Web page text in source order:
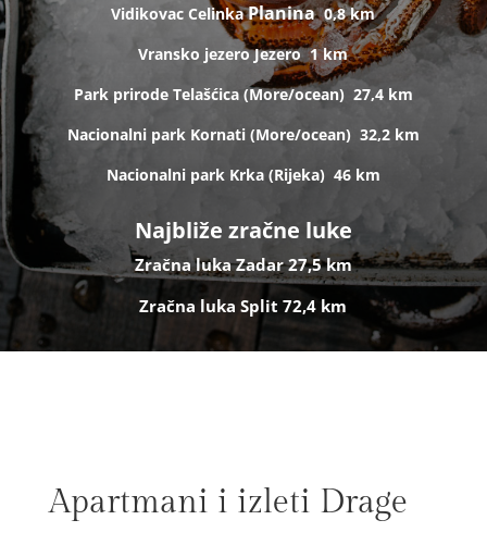
Vidikovac CelinkaPlanina0,8 km
Vransko jezeroJezero1 km
Park prirode Telašćica (More/ocean) 27,4 km
Nacionalni park Kornati (More/ocean) 32,2 km
Nacionalni park Krka (Rijeka) 46 km
Najbliže zračne luke
Zračna luka Zadar 27,5 km
Zračna luka Split 72,4 km
Apartmani i izleti Drage